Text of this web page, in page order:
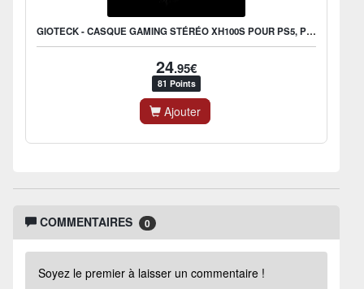
GIOTECK - CASQUE GAMING STÉRÉO XH100S POUR PS5, PS4,...
24.95€
81 Points
Ajouter
COMMENTAIRES 0
Soyez le premier à laisser un commentaire !